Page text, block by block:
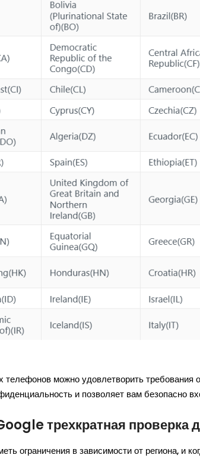
можно удовлетворить требования
и позволяет вам безопасно
трехкратная проверка
ограничения в зависимости от региона, и